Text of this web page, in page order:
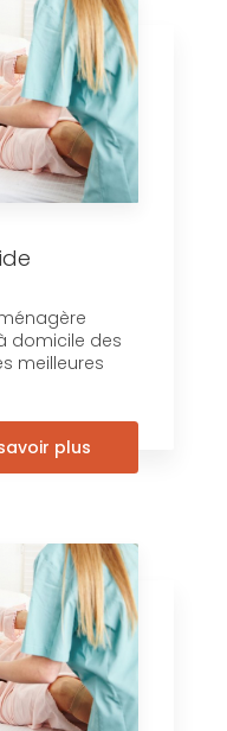
domicile des
meilleures
plus